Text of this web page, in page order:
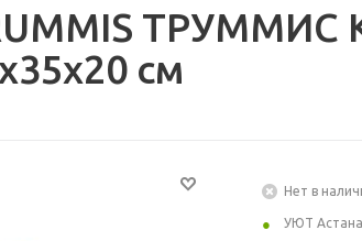
ТРУММИС
см
Нет в
УЮТ Астана